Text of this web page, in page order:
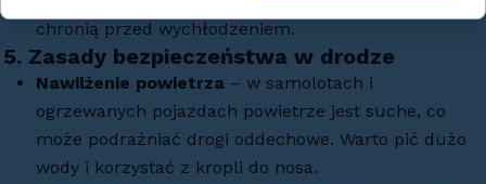
chronią przed wychłodzeniem.
5. Zasady bezpieczeństwa w drodze
Nawilżenie powietrza – w samolotach i
ogrzewanych pojazdach powietrze jest suche, co
może podrażniać drogi oddechowe. Warto pić dużo
wody i korzystać z kropli do nosa.